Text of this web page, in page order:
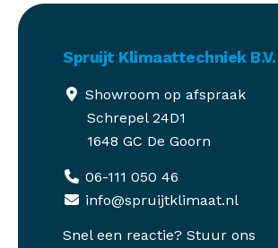
Spruijt Klimaattechniek B.V.
Showroom op afspraak
Schrepel 24D1
1648 GC De Goorn
06-111 050 46
info@spruijtklimaat.nl
Snel een reactie? Stuur ons